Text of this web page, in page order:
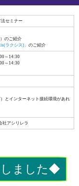
法セミナー
のご紹介
ラクシス)」 のご紹介
～14:30
～14:30
とインターネット接続環境があれ
社アシリレラ
ました◆